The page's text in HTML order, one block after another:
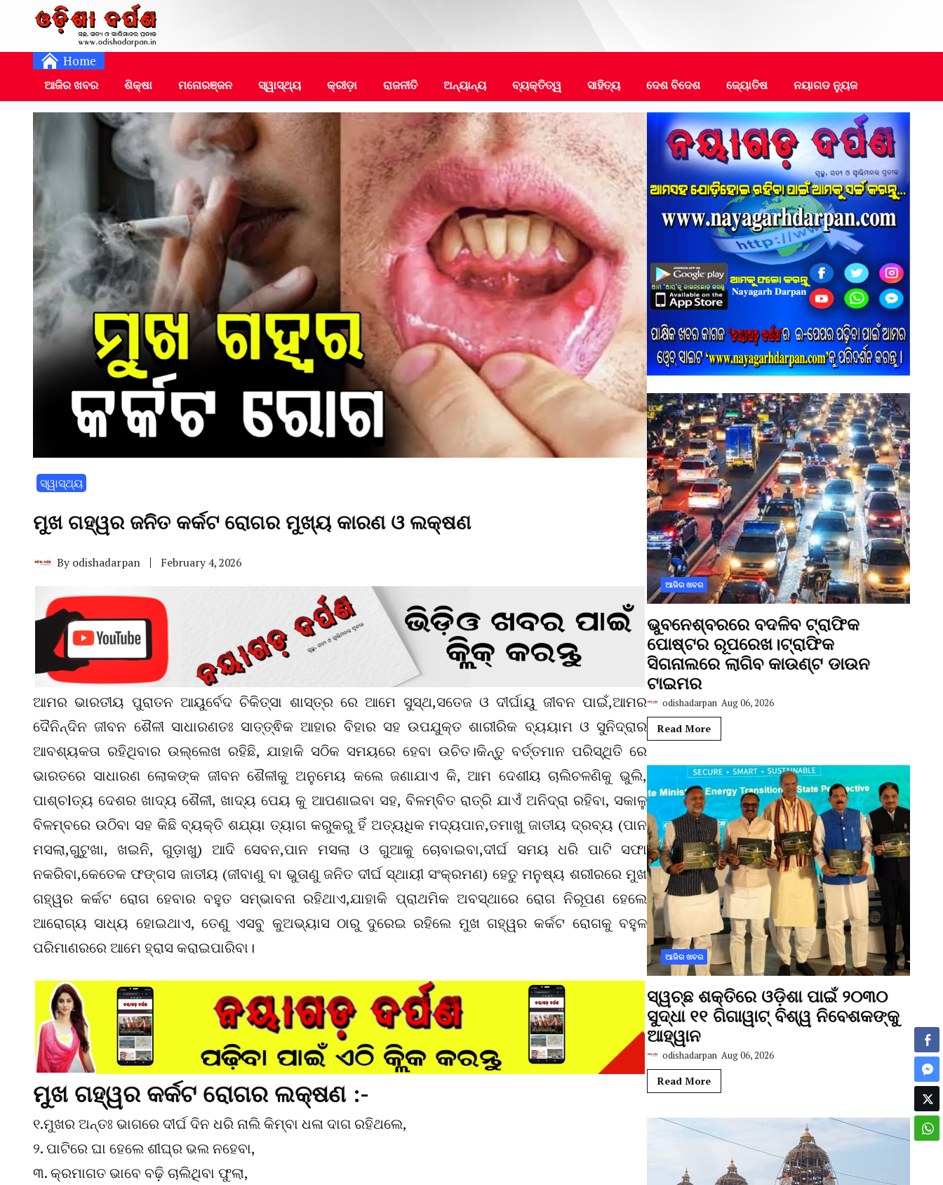
Home
ଆଜିର ଖବର ଶିକ୍ଷା ମନୋରଞ୍ଜନ ସ୍ୱାସ୍ଥ୍ୟ କ୍ରୀଡ଼ା ରାଜନୀତି ଅନ୍ୟାନ୍ୟ ବ୍ୟକ୍ତିତ୍ୱ ସାହିତ୍ୟ ଦେଶ ବିଦେଶ ଜ୍ୟୋତିଷ ନୟାଗଡ ନ୍ୟୁଜ
ସ୍ୱାସ୍ଥ୍ୟ
ମୁଖ ଗହ୍ୱର ଜନିତ କର୍କଟ ରୋଗର ମୁଖ୍ୟ କାରଣ ଓ ଲକ୍ଷଣ
By odishadarpan February 4, 2026
ଆମର ଭାରତୀୟ ପୁରାତନ ଆୟୁର୍ବେଦ ଚିକିତ୍ସା ଶାସ୍ତ୍ର ରେ ଆମେ ସୁସ୍ଥ,ସତେଜ ଓ ଦୀର୍ଘାୟୁ ଜୀବନ ପାଇଁ,ଆମର
ଦୈନିନ୍ଦିନ ଜୀବନ ଶୈଳୀ ସାଧାରଣତଃ ସାତ୍ତ୍ଵିକ ଆହାର ବିହାର ସହ ଉପଯୁକ୍ତ ଶାରୀରିକ ବ୍ୟୟାମ ଓ ସୁନିଦ୍ରାର
ଆବଶ୍ୟକତା ରହିଥିବାର ଉଲ୍ଲେଖ ରହିଛି, ଯାହାକି ସଠିକ ସମୟରେ ହେବା ଉଚିତ।କିନ୍ତୁ ବର୍ତ୍ତମାନ ପରିସ୍ଥିତି ରେ
ଭାରତରେ ସାଧାରଣ ଲୋକଙ୍କ ଜୀବନ ଶୈଳୀକୁ ଅନୁମେୟ କଲେ ଜଣାଯାଏ କି, ଆମ ଦେଶୀୟ ଚାଲିଚଳଣିକୁ ଭୁଲି,
ପାଶ୍ଚlତ୍ୟ ଦେଶର ଖାଦ୍ୟ ଶୈଳୀ, ଖାଦ୍ୟ ପେୟ କୁ ଆପଣାଇବା ସହ, ବିଳମ୍ବିତ ରାତ୍ରି ଯାଏଁ ଅନିଦ୍ରା ରହିବା, ସକାଳୁ
ବିଳମ୍ବରେ ଉଠିବା ସହ କିଛି ବ୍ୟକ୍ତି ଶଯ୍ୟା ତ୍ୟାଗ କରୁକରୁ ହିଁ ଅତ୍ୟଧିକ ମଦ୍ୟପାନ,ତମାଖୁ ଜାତୀୟ ଦ୍ରବ୍ୟ (ପାନ
ମସଲା,ଗୁଟୁଖା, ଖଇନି, ଗୁଡ଼ାଖୁ) ଆଦି ସେବନ,ପାନ ମସଲା ଓ ଗୁଆକୁ ଚୋବାଇବା,ଦୀର୍ଘ ସମୟ ଧରି ପାଟି ସଫା
ନକରିବା,କେତେକ ଫଙ୍ଗସ ଜାତୀୟ (ଜୀବାଣୁ ବା ଭୁତାଣୁ ଜନିତ ଦୀର୍ଘ ସ୍ଥାୟୀ ସଂକ୍ରମଣ) ହେତୁ ମନୁଷ୍ୟ ଶରୀରରେ ମୁଖ
ଗହ୍ୱର କର୍କଟ ରୋଗ ହେବାର ବହୁତ ସମ୍ଭାବନା ରହିଥାଏ,ଯାହାକି ପ୍ରାଥମିକ ଅବସ୍ଥାରେ ରୋଗ ନିରୂପଣ ହେଲେ
ଆରୋଗ୍ୟ ସାଧ୍ୟ ହୋଇଥାଏ, ତେଣୁ ଏସବୁ କୁଅଭ୍ୟାସ ଠାରୁ ଦୁରେଇ ରହିଲେ ମୁଖ ଗହ୍ୱର କର୍କଟ ରୋଗକୁ ବହୁଳ
ପରିମାଣରରେ ଆମେ ହ୍ରାସ କରାଇପାରିବା।
ମୁଖ ଗହ୍ୱର କର୍କଟ ରୋଗର ଲକ୍ଷଣ :-
୧.ମୁଖର ଅନ୍ତଃ ଭାଗରେ ଦୀର୍ଘ ଦିନ ଧରି ନାଲି କିମ୍ବା ଧଳା ଦାଗ ରହିଥଲେ,
୨. ପାଟିରେ ଘା ହେଲେ ଶୀଘ୍ର ଭଲ ନହେବା,
୩. କ୍ରମାଗତ ଭାବେ ବଢ଼ି ଚାଲିଥିବା ଫୁଲା,
ଆଜିର ଖବର
ଭୁବନେଶ୍ବରରେ ବଦଳିବ ଟ୍ରାଫିକ
ପୋଷ୍ଟର ରୂପରେଖ।ଟ୍ରାଫିକ
ସିଗନାଲରେ ଲାଗିବ କାଉଣ୍ଟ ଡାଉନ
ଟାଇମର
odishadarpan Aug 06, 2026
Read More
ଆଜିର ଖବର
ସ୍ୱଚ୍ଛ ଶକ୍ତିରେ ଓଡ଼ିଶା ପାଇଁ ୨୦୩୦
ସୁଦ୍ଧା ୧୧ ଗିଗାୱାଟ୍ ବିଶ୍ୱ ନିବେଶକଙ୍କୁ
ଆହ୍ୱାନ
odishadarpan Aug 06, 2026
Read More